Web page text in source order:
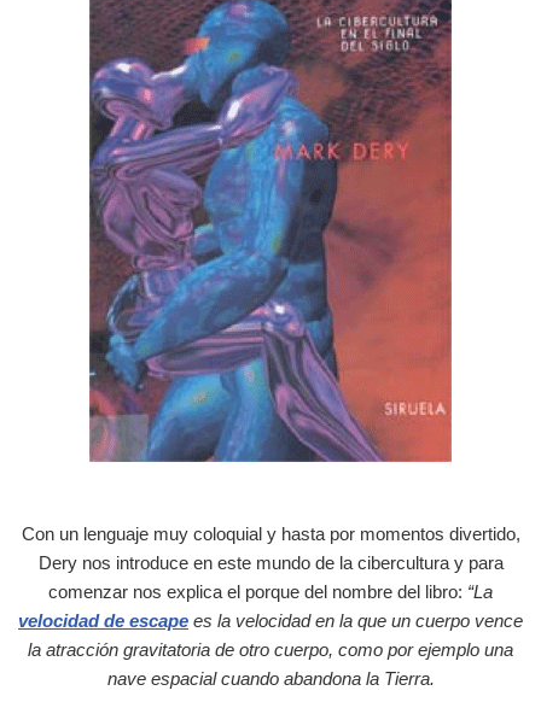
Con un lenguaje muy coloquial y hasta por momentos divertido,
Dery nos introduce en este mundo de la cibercultura y para
comenzar nos explica el porque del nombre del libro: “La
velocidad de escape es la velocidad en la que un cuerpo vence
la atracción gravitatoria de otro cuerpo, como por ejemplo una
nave espacial cuando abandona la Tierra.